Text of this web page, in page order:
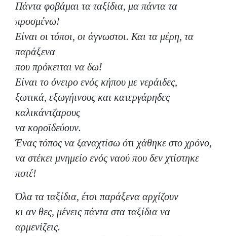
Πάντα φοβάμαι τα ταξίδια, μα πάντα τα
προσμένω!
Είναι οι τόποι, οι άγνωστοι. Και τα μέρη, τα
παράξενα
που πρόκειται να δω!
Είναι το όνειρο ενός κήπου με νεράιδες,
ξωτικά, εξωγήινους και κατεργάρηδες
καλικάντζαρους
να κοροϊδεύουν.
Ένας τόπος να ξαναχτίσω ότι χάθηκε στο χρόνο,
να στέκει μνημείο ενός ναού που δεν χτίστηκε
ποτέ!
Όλα τα ταξίδια, έτσι παράξενα αρχίζουν
κι αν θες, μένεις πάντα στα ταξίδια να
αρμενίζεις.